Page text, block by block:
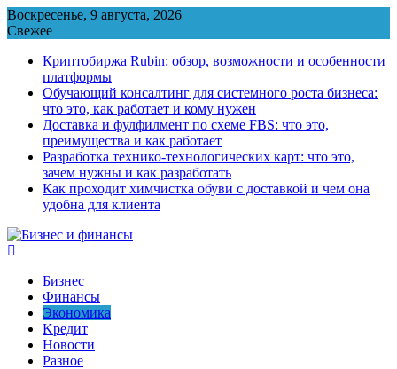
Перейти
к
Воскресенье, 9 августа, 2026
Свежее
Криптобиржа Rubin: обзор, возможности и особенности
платформы
Обучающий консалтинг для системного роста бизнеса:
что это, как работает и кому нужен
Доставка и фулфилмент по схеме FBS: что это,
преимущества и как работает
Разработка технико-технологических карт: что это,
зачем нужны и как разработать
Как проходит химчистка обуви с доставкой и чем она
удобна для клиента
Бизнес
Финансы
Экономика
Kредит
Новости
Разное